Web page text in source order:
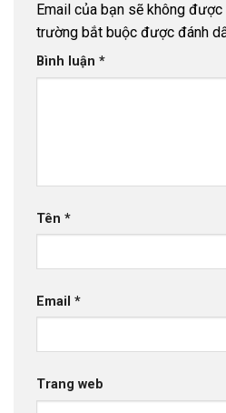
Email của bạn sẽ không được
trường bắt buộc được đánh
Bình luận *
Tên *
Email *
Trang web